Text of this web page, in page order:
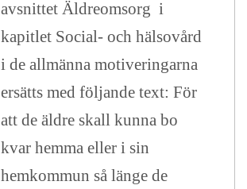
avsnittet Äldreomsorg i
kapitlet Social- och hälsovård
i de allmänna motiveringarna
ersätts med följande text: För
att de äldre skall kunna bo
kvar hemma eller i sin
hemkommun så länge de